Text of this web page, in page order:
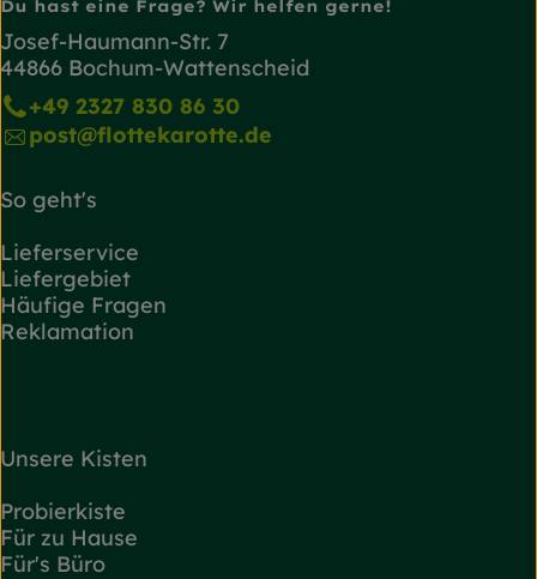
Du hast eine Frage? Wir helfen gerne!
Josef-Haumann-Str. 7
44866 Bochum-Wattenscheid
+49 2327 830 86 30
post@flottekarotte.de
So geht's
Lieferservice
Liefergebiet
Häufige Fragen
Reklamation
Unsere Kisten
Probierkiste
Für zu Hause
Für's Büro